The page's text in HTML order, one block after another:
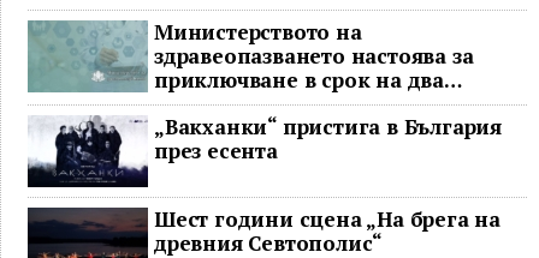
Министерството на
здравеопазването настоява за
приключване в срок на два
ключови строителни проекта
„Вакханки“ пристига в България
през есента
Шест години сцена „На брега на
древния Севтополис“